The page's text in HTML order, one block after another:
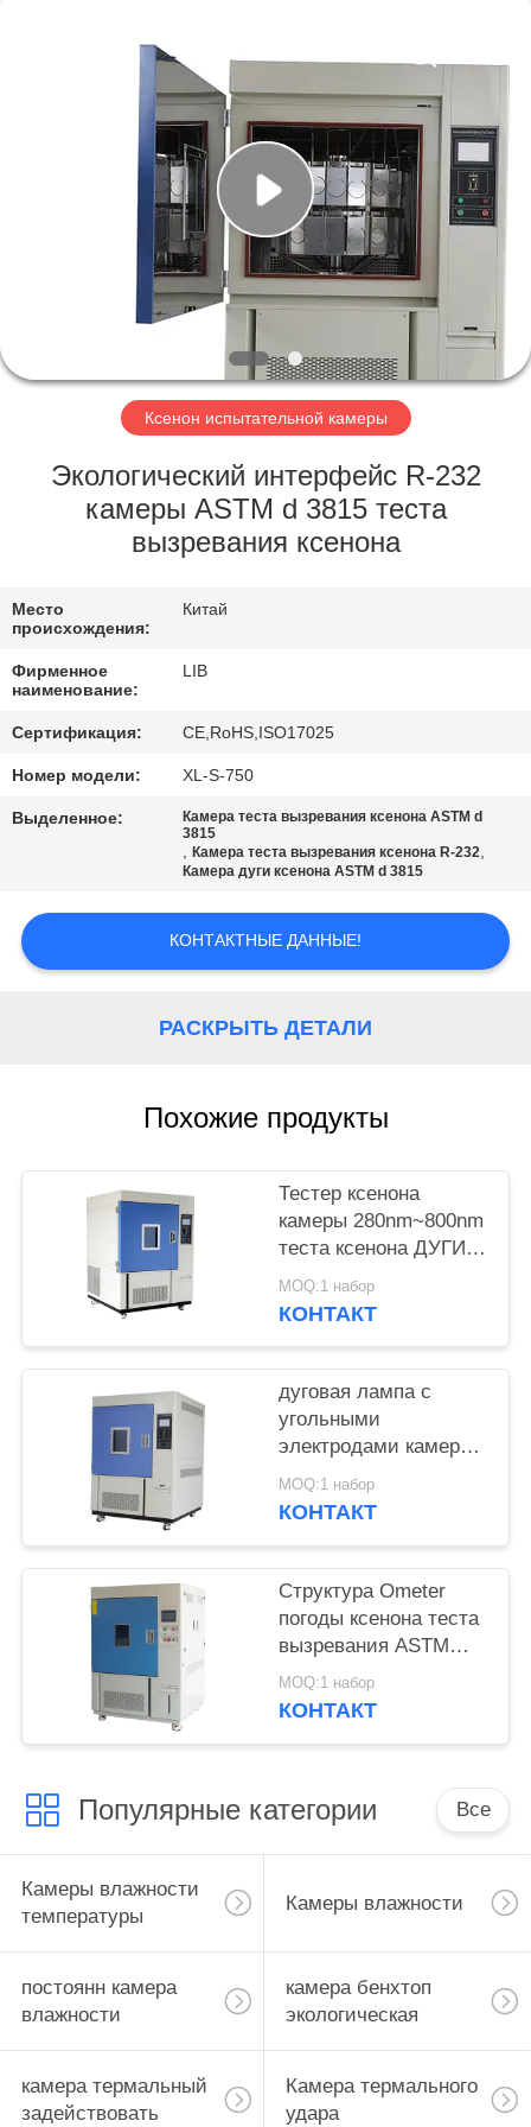
ПРОДУКТЫ
ПУТЕШЕСТВИЕ
ФАБРИКИ
ПРОВЕРКА
КАЧЕСТВА
СВЯЖИТЕСЬ
МЫ
НОВОСТИ
СПРОСИТЕ
КАРТА
САЙТА
Ксенон испытательной камеры
Экологический интерфейс R-232
камеры ASTM d 3815 теста
вызревания ксенона
Место
происхождения:
Китай
Фирменное
наименование:
LIB
Сертификация: CE,RoHS,ISO17025
Номер модели: XL-S-750
Выделенное:
Камера теста вызревания ксенона ASTM d
3815
,Камера теста вызревания ксенона R-232,
Камера дуги ксенона ASTM d 3815
КОНТАКТНЫЕ ДАННЫЕ!
РАСКРЫТЬ ДЕТАЛИ
Похожие продукты
Тестер ксенона
камеры 280nm~800nm
теста ксенона ДУГИ
RH 50~98%
MOQ:1 набор
КОНТАКТ
дуговая лампа с
угольными
электродами камеры
теста ксенона
300nm~400nm
MOQ:1 набор
КОНТАКТ
Структура Ometer
погоды ксенона теста
вызревания ASTM
G155 вращая
MOQ:1 набор
КОНТАКТ
Популярные категории Все
Камеры влажности
температуры
Камеры влажности
постоянн камера
влажности
камера бенхтоп
экологическая
камера термальный
задействовать
Камера термального
удара